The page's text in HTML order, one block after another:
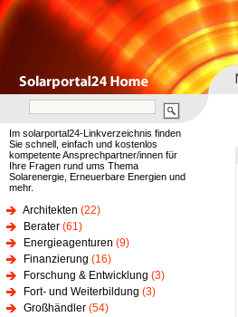
Im solarportal24-Linkverzeichnis finden
Sie schnell, einfach und kostenlos
kompetente Ansprechpartner/innen für
Ihre Fragen rund ums Thema
Solarenergie, Erneuerbare Energien und
mehr.
Architekten (22)
Berater (61)
Energieagenturen (9)
Finanzierung (16)
Forschung & Entwicklung (3)
Fort- und Weiterbildung (3)
Großhändler (54)